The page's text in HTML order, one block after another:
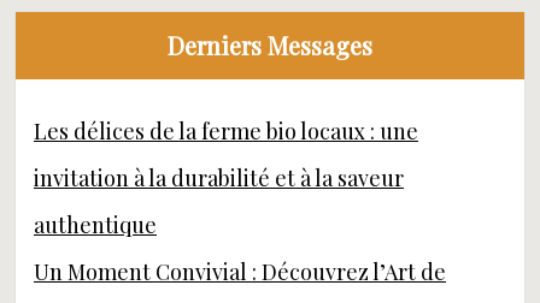
Derniers Messages
Les délices de la ferme bio locaux : une
invitation à la durabilité et à la saveur
authentique
Un Moment Convivial : Découvrez l’Art de